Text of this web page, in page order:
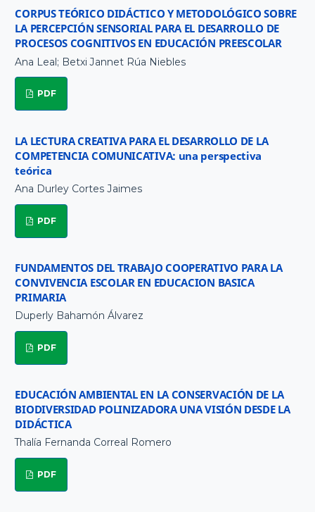
CORPUS TEÓRICO DIDÁCTICO Y METODOLÓGICO SOBRE
LA PERCEPCIÓN SENSORIAL PARA EL DESARROLLO DE
PROCESOS COGNITIVOS EN EDUCACIÓN PREESCOLAR
Ana Leal; Betxi Jannet Rúa Niebles
PDF
LA LECTURA CREATIVA PARA EL DESARROLLO DE LA
COMPETENCIA COMUNICATIVA: una perspectiva
teórica
Ana Durley Cortes Jaimes
PDF
FUNDAMENTOS DEL TRABAJO COOPERATIVO PARA LA
CONVIVENCIA ESCOLAR EN EDUCACION BASICA
PRIMARIA
Duperly Bahamón Álvarez
PDF
EDUCACIÓN AMBIENTAL EN LA CONSERVACIÓN DE LA
BIODIVERSIDAD POLINIZADORA UNA VISIÓN DESDE LA
DIDÁCTICA
Thalía Fernanda Correal Romero
PDF